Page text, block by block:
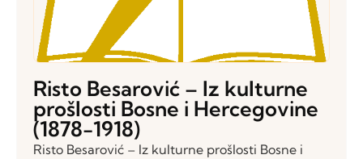
Risto Besarović – Iz kulturne
prošlosti Bosne i Hercegovine
(1878-1918)
Risto Besarović – Iz kulturne prošlosti Bosne i